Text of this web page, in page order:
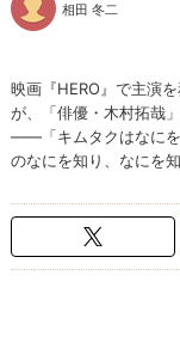
相田 冬二
映画『HERO』で主演
が、「俳優・木村拓哉
――「キムタクはなにを
のなにを知り、なにを